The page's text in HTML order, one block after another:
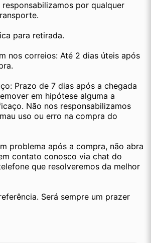
por qualquer
para retirada.
nos correios: Até 2 dias úteis após
Prazo de 7 dias após a chegada
em hipótese alguma a
Não nos responsabilizamos
uso ou erro na compra do
problema após a compra, não abra
contato conosco via chat do
que resolveremos da melhor
Será sempre um prazer